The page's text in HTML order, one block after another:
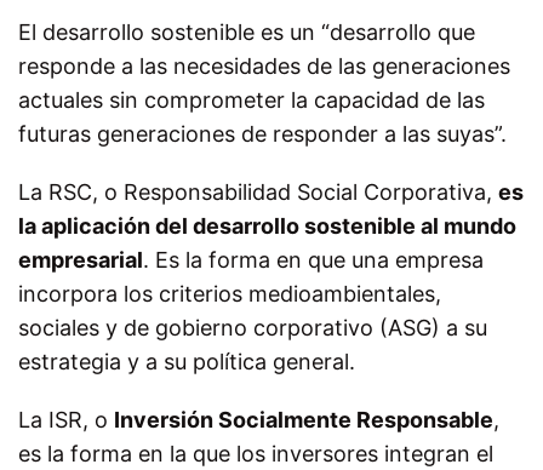
El desarrollo sostenible es un “desarrollo que
responde a las necesidades de las generaciones
actuales sin comprometer la capacidad de las
futuras generaciones de responder a las suyas”.
La RSC, o Responsabilidad Social Corporativa, es
la aplicación del desarrollo sostenible al mundo
empresarial. Es la forma en que una empresa
incorpora los criterios medioambientales,
sociales y de gobierno corporativo (ASG) a su
estrategia y a su política general.
La ISR, o Inversión Socialmente Responsable,
es la forma en la que los inversores integran el